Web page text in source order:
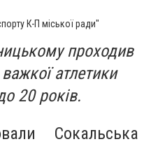
К-П міської ради"
проходив
атлетики
20 років.
Сокальська